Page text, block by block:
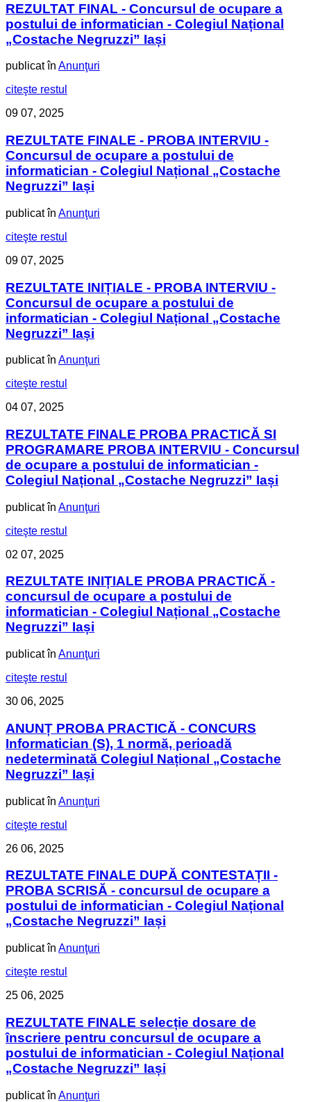
REZULTAT FINAL - Concursul de ocupare a
postului de informatician - Colegiul Național
„Costache Negruzzi” Iași
publicat în Anunţuri
citeşte restul
09 07, 2025
REZULTATE FINALE - PROBA INTERVIU -
Concursul de ocupare a postului de
informatician - Colegiul Național „Costache
Negruzzi” Iași
publicat în Anunţuri
citeşte restul
09 07, 2025
REZULTATE INIȚIALE - PROBA INTERVIU -
Concursul de ocupare a postului de
informatician - Colegiul Național „Costache
Negruzzi” Iași
publicat în Anunţuri
citeşte restul
04 07, 2025
REZULTATE FINALE PROBA PRACTICĂ SI
PROGRAMARE PROBA INTERVIU - Concursul
de ocupare a postului de informatician -
Colegiul Național „Costache Negruzzi” Iași
publicat în Anunţuri
citeşte restul
02 07, 2025
REZULTATE INIȚIALE PROBA PRACTICĂ -
concursul de ocupare a postului de
informatician - Colegiul Național „Costache
Negruzzi” Iași
publicat în Anunţuri
citeşte restul
30 06, 2025
ANUNȚ PROBA PRACTICĂ - CONCURS
Informatician (S), 1 normă, perioadă
nedeterminată Colegiul Național „Costache
Negruzzi” Iași
publicat în Anunţuri
citeşte restul
26 06, 2025
REZULTATE FINALE DUPĂ CONTESTAȚII -
PROBA SCRISĂ - concursul de ocupare a
postului de informatician - Colegiul Național
„Costache Negruzzi” Iași
publicat în Anunţuri
citeşte restul
25 06, 2025
REZULTATE FINALE selecție dosare de
înscriere pentru concursul de ocupare a
postului de informatician - Colegiul Național
„Costache Negruzzi” Iași
publicat în Anunţuri